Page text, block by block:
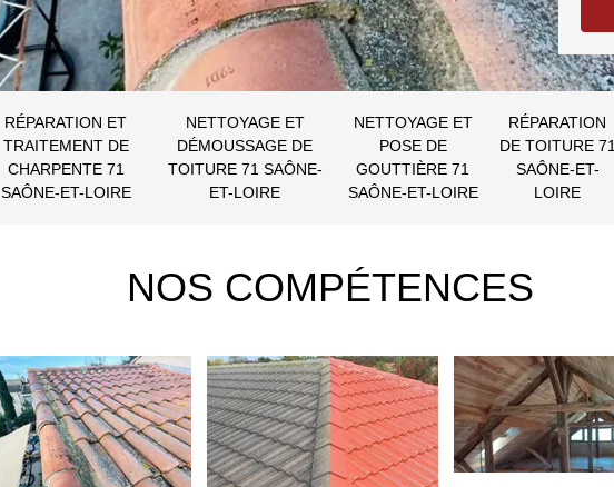
RÉPARATION ET
TRAITEMENT DE
CHARPENTE 71
SAÔNE-ET-LOIRE
NETTOYAGE ET
DÉMOUSSAGE DE
TOITURE 71 SAÔNE-
ET-LOIRE
NETTOYAGE ET
POSE DE
GOUTTIÈRE 71
SAÔNE-ET-LOIRE
RÉPARATION
DE TOITURE 71
SAÔNE-ET-
LOIRE
NOS COMPÉTENCES